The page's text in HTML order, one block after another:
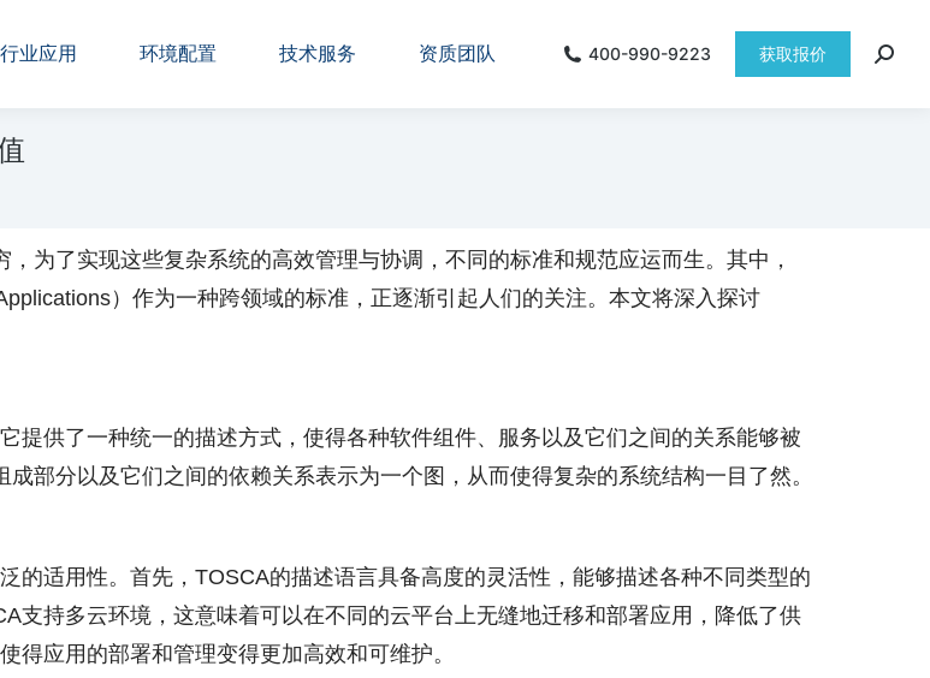
行业应用 环境配置 技术服务 资质团队 400-990-9223 获取报价
为了实现这些复杂系统的高效管理与协调，不同的标准和规范应运而生。其中，
）作为一种跨领域的标准，正逐渐引起人们的关注。本文将深入探讨
提供了一种统一的描述方式，使得各种软件组件、服务以及它们之间的关系能够被
部分以及它们之间的依赖关系表示为一个图，从而使得复杂的系统结构一目了然。
的适用性。首先，TOSCA的描述语言具备高度的灵活性，能够描述各种不同类型的
支持多云环境，这意味着可以在不同的云平台上无缝地迁移和部署应用，降低了供
得应用的部署和管理变得更加高效和可维护。